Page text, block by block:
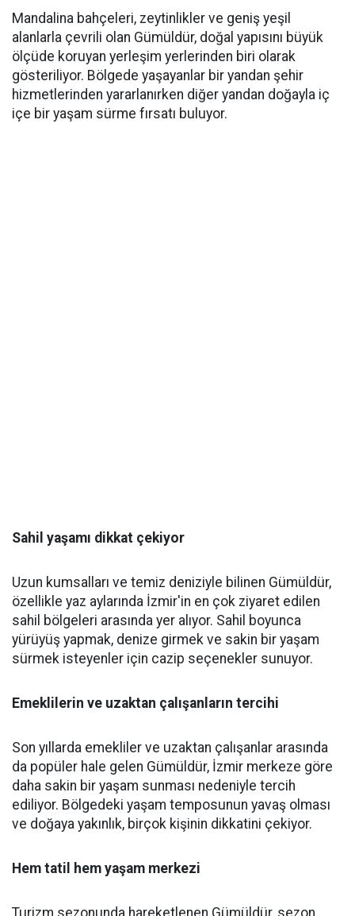
Mandalina bahçeleri, zeytinlikler ve geniş yeşil
alanlarla çevrili olan Gümüldür, doğal yapısını büyük
ölçüde koruyan yerleşim yerlerinden biri olarak
gösteriliyor. Bölgede yaşayanlar bir yandan şehir
hizmetlerinden yararlanırken diğer yandan doğayla iç
içe bir yaşam sürme fırsatı buluyor.
Sahil yaşamı dikkat çekiyor
Uzun kumsalları ve temiz deniziyle bilinen Gümüldür,
özellikle yaz aylarında İzmir'in en çok ziyaret edilen
sahil bölgeleri arasında yer alıyor. Sahil boyunca
yürüyüş yapmak, denize girmek ve sakin bir yaşam
sürmek isteyenler için cazip seçenekler sunuyor.
Emeklilerin ve uzaktan çalışanların tercihi
Son yıllarda emekliler ve uzaktan çalışanlar arasında
da popüler hale gelen Gümüldür, İzmir merkeze göre
daha sakin bir yaşam sunması nedeniyle tercih
ediliyor. Bölgedeki yaşam temposunun yavaş olması
ve doğaya yakınlık, birçok kişinin dikkatini çekiyor.
Hem tatil hem yaşam merkezi
Turizm sezonunda hareketlenen Gümüldür, sezon